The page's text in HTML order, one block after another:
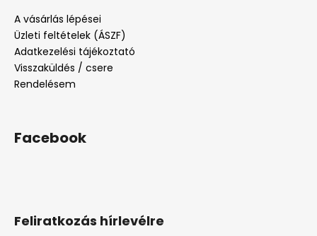
Feliratkozás hírlevélre
A vásárlás lépései
Üzleti feltételek (ÁSZF)
Adatkezelési tájékoztató
Visszaküldés / csere
Rendelésem
Facebook